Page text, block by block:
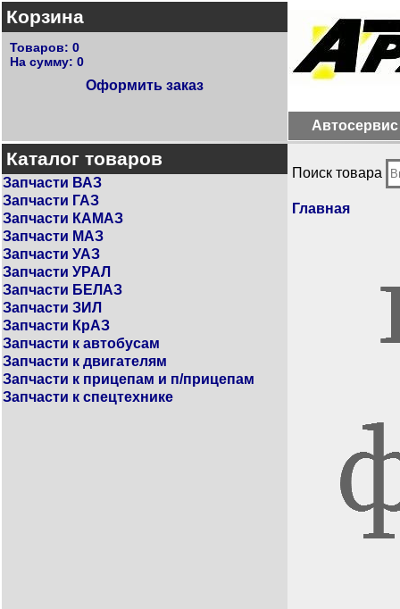
Корзина
Товаров: 0
На сумму: 0
Оформить заказ
Автосервис
Каталог товаров
Запчасти ВАЗ
Запчасти ГАЗ
Запчасти КАМАЗ
Запчасти МАЗ
Запчасти УАЗ
Запчасти УРАЛ
Запчасти БЕЛАЗ
Запчасти ЗИЛ
Запчасти КрАЗ
Запчасти к автобусам
Запчасти к двигателям
Запчасти к прицепам и п/прицепам
Запчасти к спецтехнике
Поиск товара
Главная